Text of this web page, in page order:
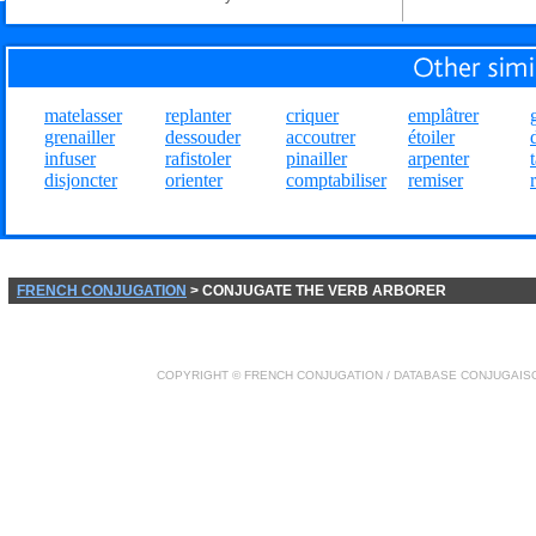
matelasser
grenailler
infuser
disjoncter
replanter
dessouder
rafistoler
orienter
criquer
accoutrer
pinailler
comptabiliser
emplâtrer
étoiler
arpenter
remiser
FRENCH CONJUGATION > CONJUGATE THE VERB ARBORER
COPYRIGHT © FRENCH CONJUGATION / DATABASE